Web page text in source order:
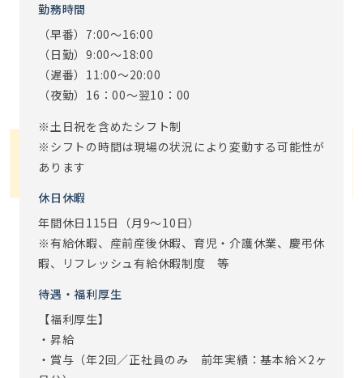
勤務時間
（早番）7:00～16:00
（日勤）9:00～18:00
（遅番）11:00～20:00
（夜勤）16：00～翌10：00
※土日祝を含めたシフト制
※シフトの時間は現場の状況により変動する可能性が
あります
休日休暇
年間休日115日（月9～10日）
※有給休暇、産前産後休暇、育児・介護休業、慶弔休
暇、リフレッシュ有給休暇制度 等
待遇・福利厚生
【福利厚生】
・昇給
・賞与（年2回／正社員のみ 前年実績：基本給×2ヶ